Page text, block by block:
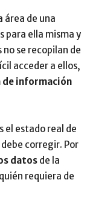
área de una
para ella misma y
no se recopilan de
acceder a ellos,
información
el estado real de
corregir. Por
datos de la
requiera de